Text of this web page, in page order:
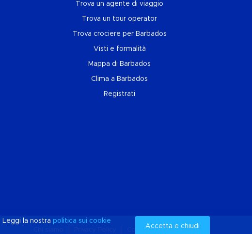
Trova un agente di viaggio
Trova un tour operator
Trova crociere per Barbados
Visti e formalità
Mappa di Barbados
Clima a Barbados
Registrati
Cookies Mappa del sito
la nostra politica sui cookie
Accetta e chiudi